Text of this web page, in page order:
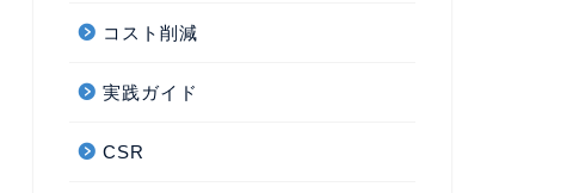
コスト削減
実践ガイド
CSR